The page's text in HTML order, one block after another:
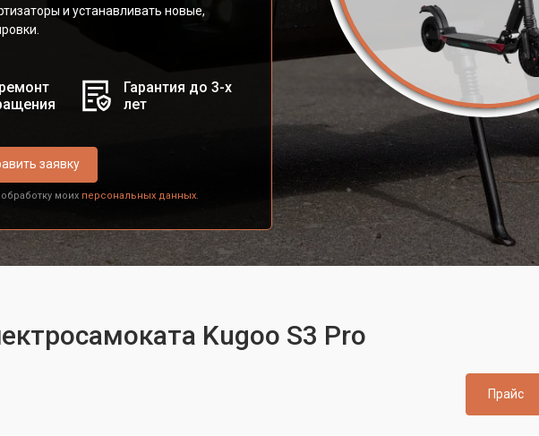
и устанавливать новые,
Гарантия до 3-х
лет
заявку
моих персональных данных.
Kugoo S3 Pro
Прайс